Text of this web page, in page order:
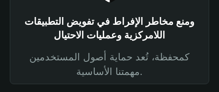
ومنع مخاطر الإفراط في تفويض التطبيقات
اللامركزية وعمليات الاحتيال
كمحفظة، تُعد حماية أصول المستخدمين
مهمتنا الأساسية.